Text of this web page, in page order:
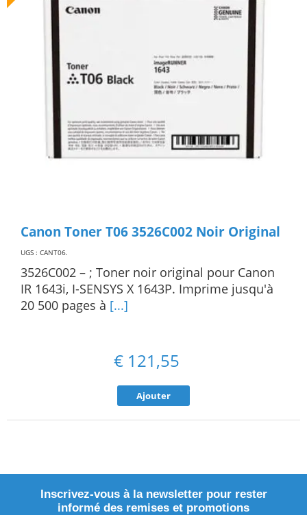
Canon Toner T06 3526C002 Noir Original
UGS : CANT06.
3526C002 – ; Toner noir original pour Canon
IR 1643i, I-SENSYS X 1643P. Imprime jusqu'à
20 500 pages à [...]
€ 121,55
Ajouter
Inscrivez-vous à la newsletter pour rester
informé des remises et promotions